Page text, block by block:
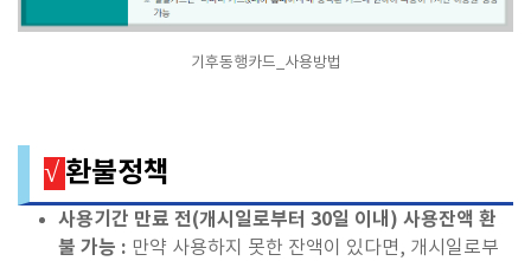
기후동행카드_사용방법
√ 환불정책
사용기간 만료 전(개시일로부터 30일 이내) 사용잔액 환
불 가능 : 만약 사용하지 못한 잔액이 있다면, 개시일로부